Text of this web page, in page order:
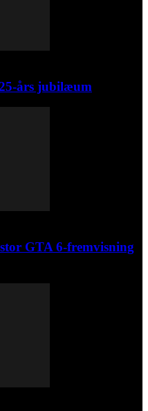
års jubilæum
GTA 6-fremvisning